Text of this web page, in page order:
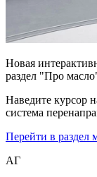
Новая
раздел "Про
Наведите курсор
система
Перейти в раздел
АГ